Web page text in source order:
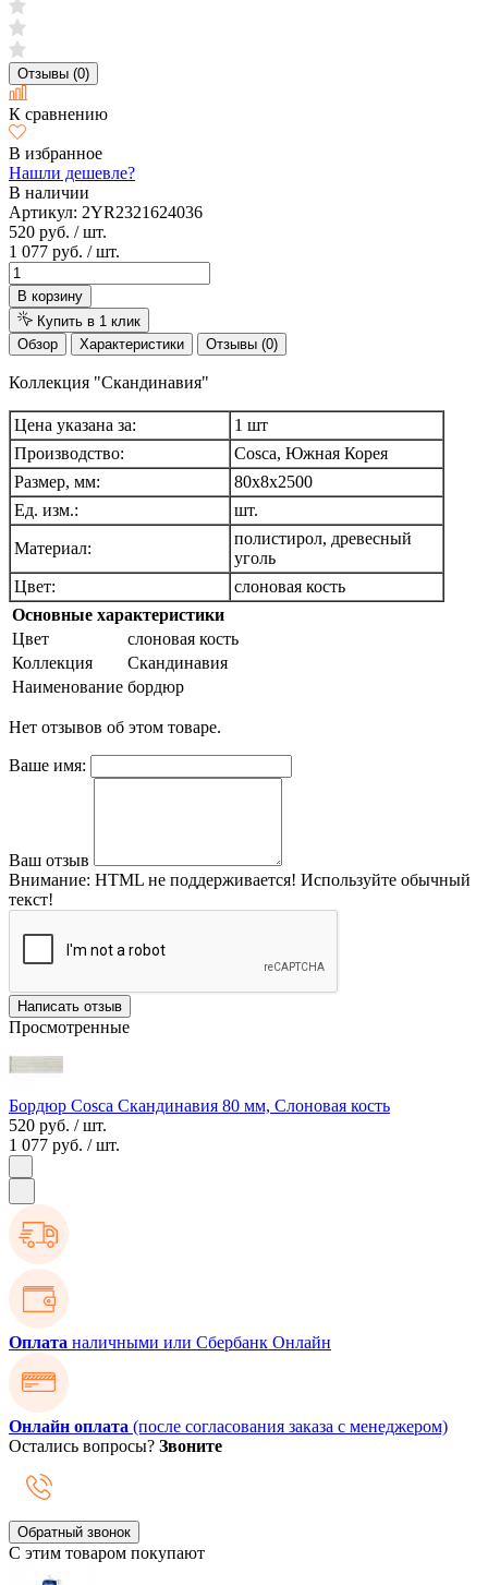
Отзывы (0)
К сравнению
В избранное
Нашли дешевле?
В наличии
Артикул: 2YR2321624036
520 руб. / шт.
1 077 руб. / шт.
В корзину
Купить в 1 клик
Обзор
Характеристики Отзывы (0)
Коллекция "Скандинавия"
Цена указана за:
1 шт
Производство:
Cosca, Южная Корея
Размер, мм:
80х8х2500
Ед. изм.:
шт.
Материал:
полистирол, древесный
уголь
Цвет:
слоновая кость
Основные характеристики
Цвет
слоновая кость
Коллекция
Скандинавия
Наименование бордюр
Нет отзывов об этом товаре.
Ваше имя:
Ваш отзыв
Внимание: HTML не поддерживается! Используйте обычный
текст!
Написать отзыв
Просмотренные
Бордюр Cosca Скандинавия 80 мм, Слоновая кость
520 руб. / шт.
1 077 руб. / шт.
Оплата наличными или Сбербанк Онлайн
Онлайн оплата (после согласования заказа с менеджером)
Остались вопросы? Звоните
Обратный звонок
С этим товаром покупают